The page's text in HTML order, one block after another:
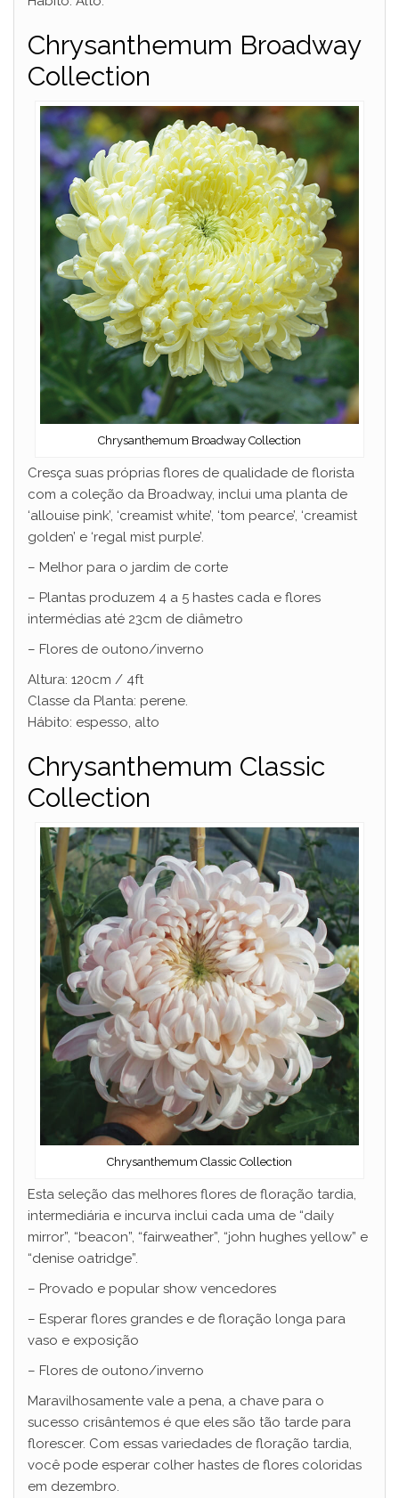
Chrysanthemum Broadway
Collection
Chrysanthemum Broadway Collection
Cresça suas próprias flores de qualidade de florista
com a coleção da Broadway, inclui uma planta de
‘allouise pink’, ‘creamist white’, ‘tom pearce’, ‘creamist
golden’ e ‘regal mist purple’.
– Melhor para o jardim de corte
– Plantas produzem 4 a 5 hastes cada e flores
intermédias até 23cm de diâmetro
– Flores de outono/inverno
Altura: 120cm / 4ft
Classe da Planta: perene.
Hábito: espesso, alto
Chrysanthemum Classic
Collection
Chrysanthemum Classic Collection
Esta seleção das melhores flores de floração tardia,
intermediária e incurva inclui cada uma de “daily
mirror”, “beacon”, “fairweather”, “john hughes yellow” e
“denise oatridge”.
– Provado e popular show vencedores
– Esperar flores grandes e de floração longa para
vaso e exposição
– Flores de outono/inverno
Maravilhosamente vale a pena, a chave para o
sucesso crisântemos é que eles são tão tarde para
florescer. Com essas variedades de floração tardia,
você pode esperar colher hastes de flores coloridas
em dezembro.